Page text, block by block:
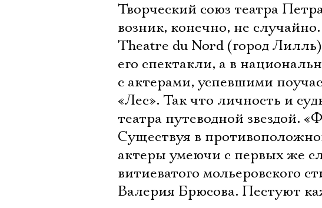
Творческий союз театра
возник, конечно, не
Thеаtre du Nord (город
его спектакли, а в
с актерами, успевшими
«Лес». Так что личность и
театра путеводной звездой.
Существуя в
актеры умеючи с первых же
витиеватого мольеровского
Валерия Брюсова. Пестуют